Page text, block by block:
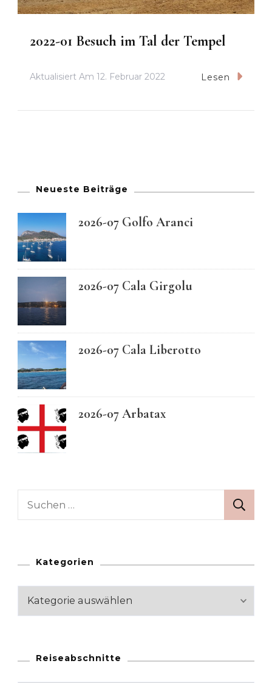
2022-01 Besuch im Tal der Tempel
Aktualisiert Am 12. Februar 2022 Lesen
Neueste Beiträge
2026-07 Golfo Aranci
2026-07 Cala Girgolu
2026-07 Cala Liberotto
2026-07 Arbatax
Suchen
Kategorien
Kategorien
Reiseabschnitte